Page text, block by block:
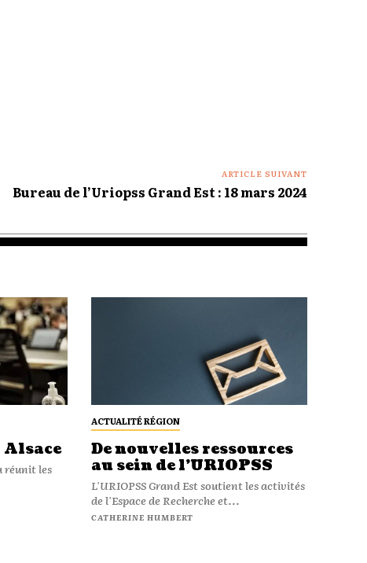
ARTICLE SUIVANT
Bureau de l’Uriopss Grand Est : 18 mars 2024
Alsace
réunit les
ACTUALITÉ RÉGION
De nouvelles ressources
au sein de l’URIOPSS
L'URIOPSS Grand Est soutient les activités
de l'Espace de Recherche et...
CATHERINE HUMBERT